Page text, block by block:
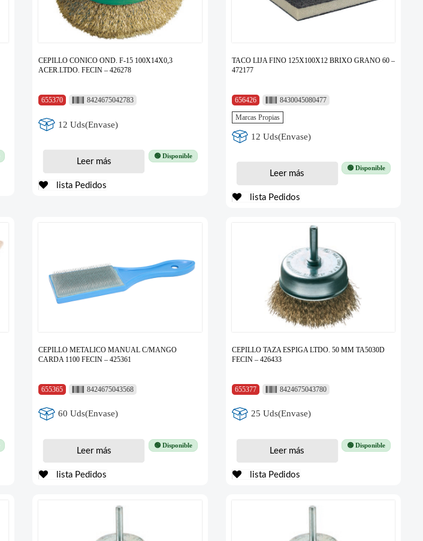
CEPILLO CONICO OND. F-15 100X14X0,3
ACER.LTDO. FECIN – 426278
655370 8424675042783
12 Uds(Envase)
🟢 Disponible
Leer más
lista Pedidos
TACO LIJA FINO 125X100X12 BRIXO GRANO 60 –
472177
656426 8430045080477
Marcas Propias
12 Uds(Envase)
🟢 Disponible
Leer más
lista Pedidos
CEPILLO METALICO MANUAL C/MANGO
CARDA 1100 FECIN – 425361
655365 8424675043568
60 Uds(Envase)
🟢 Disponible
Leer más
lista Pedidos
CEPILLO TAZA ESPIGA LTDO. 50 MM TA5030D
FECIN – 426433
655377 8424675043780
25 Uds(Envase)
🟢 Disponible
Leer más
lista Pedidos